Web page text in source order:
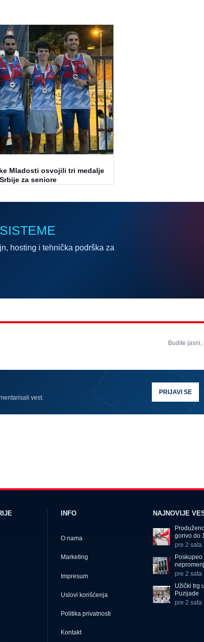
Mladosti osvojili tri medalje
za seniore
hosting i tehnička podrška za
Budite jasni,
vest.
PRIJAVI SE
INFO
O nama
Marketing
Impresum
Uslovi korišćenja
Politika privatnosti
Kontakt
NAJNOVIJE
gorivo do
pre 2 sata
pre 2 sata
Užički trg
Puzijade
pre 2 sata